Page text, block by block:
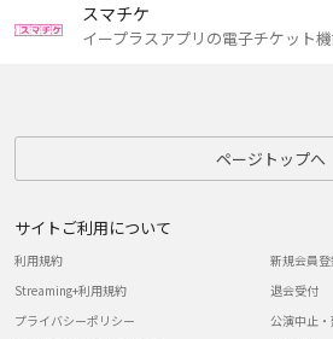
スマチケ
イープラスアプリの電子チケット
ページトップへ
サイトご利用について
利用規約
Streaming+利用規約
プライバシーポリシー
新規会員
退会受付
公演中止